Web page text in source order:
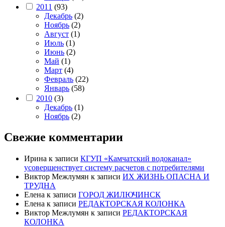
2011 (93)
Декабрь (2)
Ноябрь (2)
Август (1)
Июль (1)
Июнь (2)
Май (1)
Март (4)
Февраль (22)
Январь (58)
2010 (3)
Декабрь (1)
Ноябрь (2)
Свежие комментарии
Ирина к записи КГУП «Камчатский водоканал»
усовершенствует систему расчетов с потребителями
Виктор Межлумян к записи ИХ ЖИЗНЬ ОПАСНА И
ТРУДНА
Елена к записи ГОРОД ЖИЛЮЧИНСК
Елена к записи РЕДАКТОРСКАЯ КОЛОНКА
Виктор Межлумян к записи РЕДАКТОРСКАЯ
КОЛОНКА